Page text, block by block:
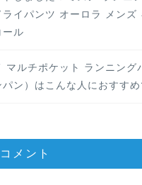
ライパンツ オーロラ メンズ
ール
マルチポケット ランニング
パン）はこんな人におすすめ
メント